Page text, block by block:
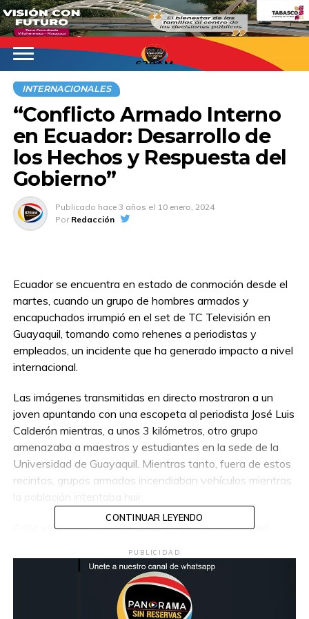
620AM
INTERNACIONALES
“Conflicto Armado Interno
en Ecuador: Desarrollo de
los Hechos y Respuesta del
Gobierno”
Publicado hace 3 años el 10 enero, 2024
Por Redacción
Ecuador se encuentra en estado de conmoción desde el
martes, cuando un grupo de hombres armados y
encapuchados irrumpió en el set de TC Televisión en
Guayaquil, tomando como rehenes a periodistas y
empleados, un incidente que ha generado impacto a nivel
internacional.
Las imágenes transmitidas en directo mostraron a un
joven apuntando con una escopeta al periodista José Luis
Calderón mientras, a unos 3 kilómetros, otro grupo
amenazaba a maestros y estudiantes en la sede de la
Universidad de Guayaquil. Mientras tanto, fuera de estos
recintos, grupos armados incendiaban vehículos mientras
Ante estos hechos, el presidente de Ecuador, Daniel
y declaró la existencia de un “conflicto armado interno” en
la nación andina. Esta decisión se produjo después de que
el lunes se declarara el estado de excepción debido a
graves incidentes en seis cárceles del país, que incluyeron
CONTINUAR LEYENDO
PUBLICIDAD